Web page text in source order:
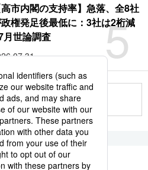
5
高市内閣の支持率】急落、全8社
権発足後最低に：3社は2桁減
月世論調査
と見る